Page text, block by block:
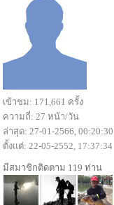
เข้าชม: 171,661 ครั้ง
ความถี่: 27 หน้า/วัน
ล่าสุด: 27-01-2566, 00:20:30
ตั้งแต่: 22-05-2552, 17:37:34
มีสมาชิกติดตาม 119 ท่าน